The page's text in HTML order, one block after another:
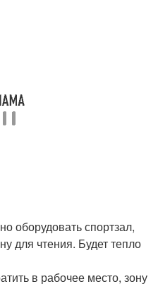
оборудовать спортзал,
для чтения. Будет тепло
в рабочее место, зону